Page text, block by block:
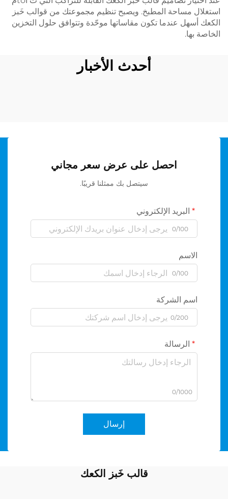
استغلال مساحة المطبخ. ويصبح تنظيم مجموعتك من قوالب خَبز
الكعك أسهل عندما تكون مقاساتها موحّدة وتتوافق حلول التخزين
الخاصة بها.
أحدث الأخبار
احصل على عرض سعر مجاني
سيتصل بك ممثلنا قريبًا.
البريد الإلكتروني
0/100
الاسم
0/100
اسم الشركة
0/200
الرسالة
0/1000
إرسال
قالب خَبز الكعك